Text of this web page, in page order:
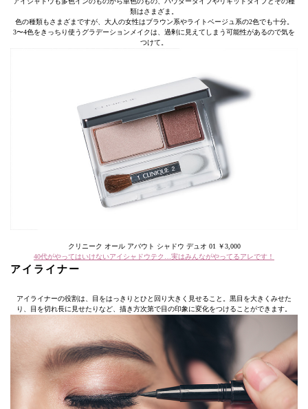
類はさまざま。
色の種類もさまざまですが、大人の女性はブラウン系やライトベージュ系の2色でも十分。
3〜4色をきっちり使うグラデーションメイクは、過剰に見えてしまう可能性があるので気を
つけて。
クリニーク オール アバウト シャドウ デュオ 01 ￥3,000
40代がやってはいけないアイシャドウテク…実はみんながやってるアレです！
アイライナー
アイライナーの役割は、目をはっきりとひと回り大きく見せること。黒目を大きくみせた
り、目を切れ長に見せたりなど、描き方次第で目の印象に変化をつけることができます。